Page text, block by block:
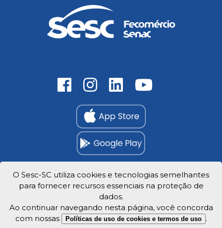
Trabalhe Conosco
Privacidade e dados
O Sesc-SC utiliza cookies e tecnologias semelhantes
para fornecer recursos essenciais na proteção de
dados.
Ao continuar navegando nesta página, você concorda
com nossas
Políticas de uso de cookies e termos de uso .